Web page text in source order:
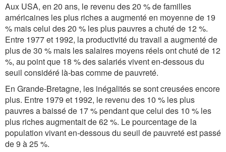
Aux USA, en 20 ans, le revenu des 20 % de familles
américaines les plus riches a augmenté en moyenne de 19
% mais celui des 20 % les plus pauvres a chuté de 12 %.
Entre 1977 et 1992, la productivité du travail a augmenté de
plus de 30 % mais les salaires moyens réels ont chuté de 12
%, au point que 18 % des salariés vivent en-dessous du
seuil considéré là-bas comme de pauvreté.
En Grande-Bretagne, les inégalités se sont creusées encore
plus. Entre 1979 et 1992, le revenu des 10 % les plus
pauvres a baissé de 17 % pendant que celui des 10 % les
plus riches augmentait de 62 %. Le pourcentage de la
population vivant en-dessous du seuil de pauvreté est passé
de 9 à 25 %.